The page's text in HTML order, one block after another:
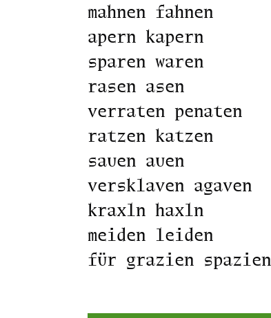
mahnen fahnen
apern kapern
sparen waren
rasen asen
verraten penaten
ratzen katzen
sauen auen
versklaven agaven
kraxln haxln
meiden leiden
für grazien spazien